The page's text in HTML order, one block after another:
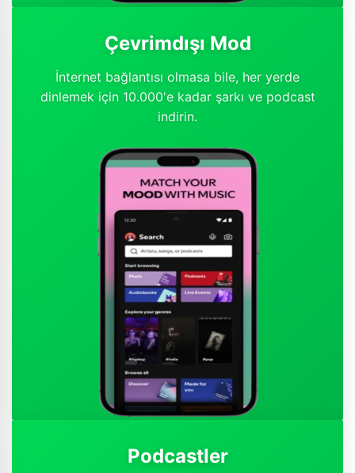
Çevrimdışı Mod
İnternet bağlantısı olmasa bile, her yerde
dinlemek için 10.000'e kadar şarkı ve podcast
indirin.
Podcastler